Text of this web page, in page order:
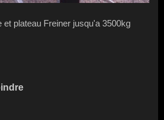
plateau Freiner jusqu'a 3500kg